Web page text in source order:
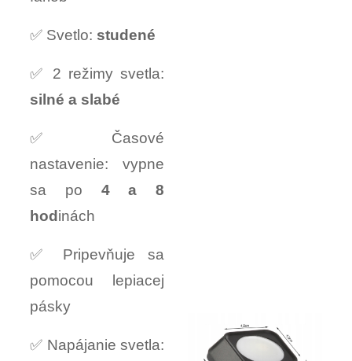
✅ Svetlo: studené
✅ 2 režimy svetla:
silné a slabé
✅ Časové
nastavenie: vypne
sa po 4 a 8
hodinách
✅ Pripevňuje sa
pomocou lepiacej
pásky
✅ Napájanie svetla: